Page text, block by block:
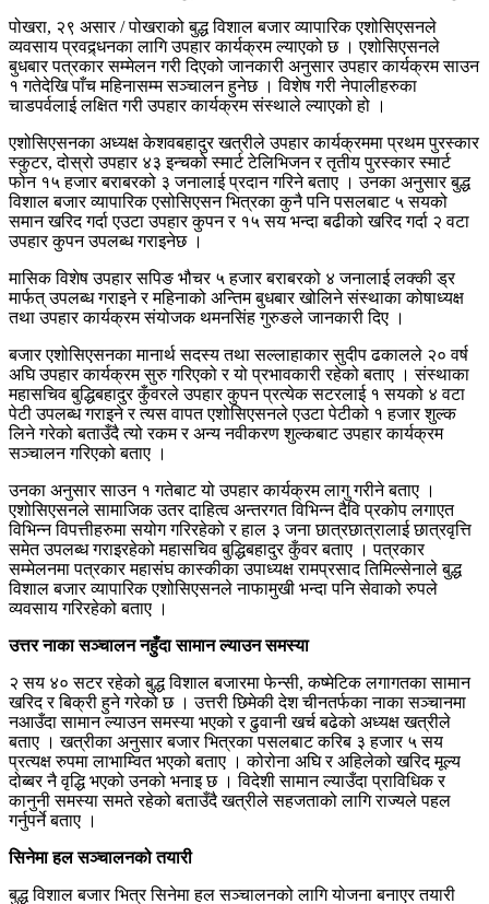
पोखरा, २९ असार / पोखराको बुद्ध विशाल बजार व्यापारिक एशोसिएसनले
व्यवसाय प्रवद्र्धनका लागि उपहार कार्यक्रम ल्याएको छ । एशोसिएसनले
बुधबार पत्रकार सम्मेलन गरी दिएको जानकारी अनुसार उपहार कार्यक्रम साउन
१ गतेदेखि पाँच महिनासम्म सञ्चालन हुनेछ । विशेष गरी नेपालीहरुका
चाडपर्वलाई लक्षित गरी उपहार कार्यक्रम संस्थाले ल्याएको हो ।
एशोसिएसनका अध्यक्ष केशवबहादुर खत्रीले उपहार कार्यक्रममा प्रथम पुरस्कार
स्कुटर, दोस्रो उपहार ४३ इन्चको स्मार्ट टेलिभिजन र तृतीय पुरस्कार स्मार्ट
फोन १५ हजार बराबरको ३ जनालाई प्रदान गरिने बताए । उनका अनुसार बुद्ध
विशाल बजार व्यापारिक एसोसिएसन भित्रका कुनै पनि पसलबाट ५ सयको
समान खरिद गर्दा एउटा उपहार कुपन र १५ सय भन्दा बढीको खरिद गर्दा २ वटा
उपहार कुपन उपलब्ध गराइनेछ ।
मासिक विशेष उपहार सपिङ भौचर ५ हजार बराबरको ४ जनालाई लक्की ड्र
मार्फत् उपलब्ध गराइने र महिनाको अन्तिम बुधबार खोलिने संस्थाका कोषाध्यक्ष
तथा उपहार कार्यक्रम संयोजक थमनसिंह गुरुङले जानकारी दिए ।
बजार एशोसिएसनका मानार्थ सदस्य तथा सल्लाहाकार सुदीप ढकालले २० वर्ष
अघि उपहार कार्यक्रम सुरु गरिएको र यो प्रभावकारी रहेको बताए । संस्थाका
महासचिव बुद्धिबहादुर कुँवरले उपहार कुपन प्रत्येक सटरलाई १ सयको ४ वटा
पेटी उपलब्ध गराइने र त्यस वापत एशोसिएसनले एउटा पेटीको १ हजार शुल्क
लिने गरेको बताउँदै त्यो रकम र अन्य नवीकरण शुल्कबाट उपहार कार्यक्रम
सञ्चालन गरिएको बताए ।
उनका अनुसार साउन १ गतेबाट यो उपहार कार्यक्रम लागु गरीने बताए ।
एशोसिएसनले सामाजिक उतर दाहित्व अन्तरगत विभिन्न दैवि प्रकोप लगाएत
विभिन्न विपत्तीहरुमा सयोग गरिरहेको र हाल ३ जना छात्रछात्रालाई छात्रवृत्ति
समेत उपलब्ध गराइरहेको महासचिव बुद्धिबहादुर कुँवर बताए । पत्रकार
सम्मेलनमा पत्रकार महासंघ कास्कीका उपाध्यक्ष रामप्रसाद तिमिल्सेनाले बुद्ध
विशाल बजार व्यापारिक एशोसिएसनले नाफामुखी भन्दा पनि सेवाको रुपले
व्यवसाय गरिरहेको बताए ।
उत्तर नाका सञ्चालन नहुँदा सामान ल्याउन समस्या
२ सय ४० सटर रहेको बुद्ध विशाल बजारमा फेन्सी, कष्मेटिक लगागतका सामान
खरिद र बिक्री हुने गरेको छ । उत्तरी छिमेकी देश चीनतर्फका नाका सञ्चानमा
नआउँदा सामान ल्याउन समस्या भएको र ढुवानी खर्च बढेको अध्यक्ष खत्रीले
बताए । खत्रीका अनुसार बजार भित्रका पसलबाट करिब ३ हजार ५ सय
प्रत्यक्ष रुपमा लाभाम्वित भएको बताए । कोरोना अघि र अहिलेको खरिद मूल्य
दोब्बर नै वृद्धि भएको उनको भनाइ छ । विदेशी सामान ल्याउँदा प्राविधिक र
कानुनी समस्या समते रहेको बताउँदै खत्रीले सहजताको लागि राज्यले पहल
गर्नुपर्ने बताए ।
सिनेमा हल सञ्चालनको तयारी
बुद्ध विशाल बजार भित्र सिनेमा हल सञ्चालनको लागि योजना बनाएर तयारी